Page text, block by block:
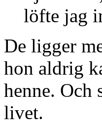
löfte jag
De ligger
hon aldrig
henne. Och
livet.